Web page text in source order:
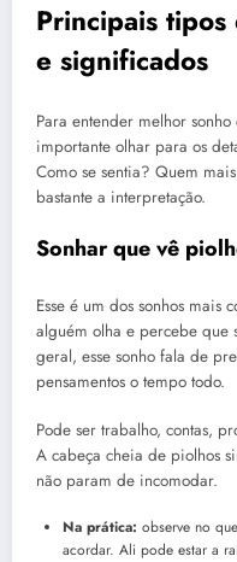
Principais
e significados
Para entender melhor
importante olhar para os
Como se sentia? Quem
bastante a interpretação.
Sonhar que vê
Esse é um dos sonhos mais
alguém olha e percebe que
geral, esse sonho fala de
pensamentos o tempo todo.
Pode ser trabalho, contas,
A cabeça cheia de piolhos
não param de incomodar.
Na prática: observe no
acordar. Ali pode estar a